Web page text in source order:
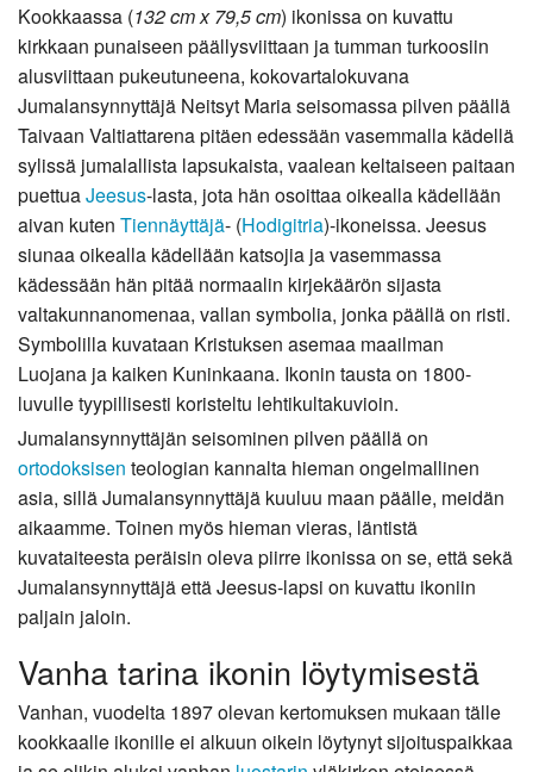
Kookkaassa (132 cm x 79,5 cm) ikonissa on kuvattu
kirkkaan punaiseen päällysviittaan ja tumman turkoosiin
alusviittaan pukeutuneena, kokovartalokuvana
Jumalansynnyttäjä Neitsyt Maria seisomassa pilven päällä
Taivaan Valtiattarena pitäen edessään vasemmalla kädellä
sylissä jumalallista lapsukaista, vaalean keltaiseen paitaan
puettuaJeesus-lasta, jota hän osoittaa oikealla kädellään
aivan kuten Tiennäyttäjä- (Hodigitria)-ikoneissa. Jeesus
siunaa oikealla kädellään katsojia ja vasemmassa
kädessään hän pitää normaalin kirjekäärön sijasta
valtakunnanomenaa, vallan symbolia, jonka päällä on risti.
Symbolilla kuvataan Kristuksen asemaa maailman
Luojana ja kaiken Kuninkaana. Ikonin tausta on 1800-
luvulle tyypillisesti koristeltu lehtikultakuvioin.
Jumalansynnyttäjän seisominen pilven päällä on
ortodoksisen teologian kannalta hieman ongelmallinen
asia, sillä Jumalansynnyttäjä kuuluu maan päälle, meidän
aikaamme. Toinen myös hieman vieras, läntistä
kuvataiteesta peräisin oleva piirre ikonissa on se, että sekä
Jumalansynnyttäjä että Jeesus-lapsi on kuvattu ikoniin
paljain jaloin.
Vanha tarina ikonin löytymisestä
Vanhan, vuodelta 1897 olevan kertomuksen mukaan tälle
kookkaalle ikonille ei alkuun oikein löytynyt sijoituspaikkaa